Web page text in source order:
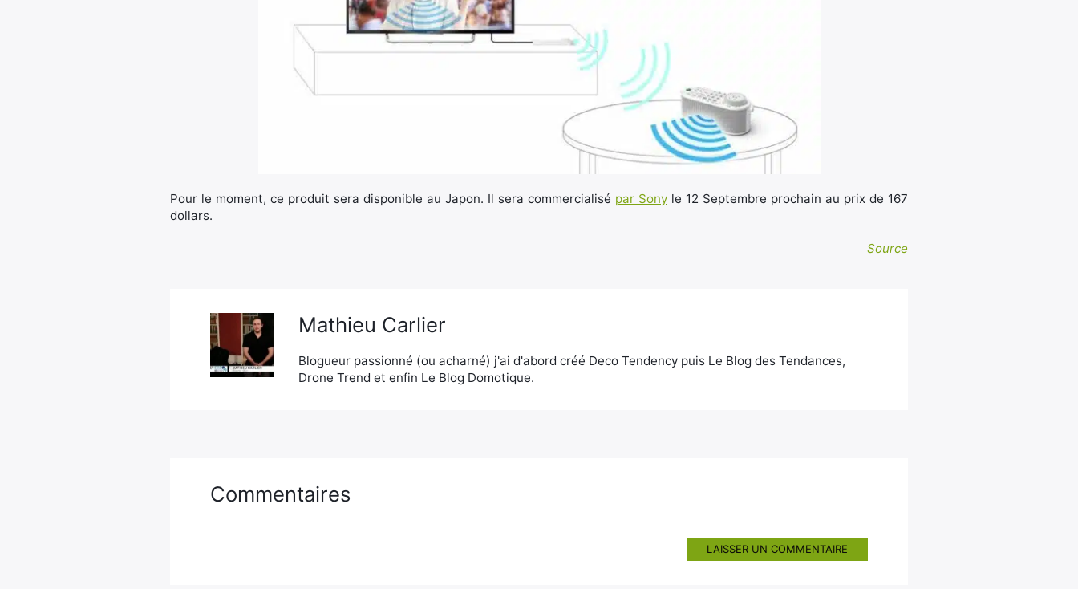
Pour le moment, ce produit sera disponible au Japon. Il sera commercialisé par Sony le 12 Septembre prochain au prix de 167
dollars.
Source
Mathieu Carlier
Blogueur passionné (ou acharné) j'ai d'abord créé Deco Tendency puis Le Blog des Tendances,
Drone Trend et enfin Le Blog Domotique.
Commentaires
LAISSER UN COMMENTAIRE